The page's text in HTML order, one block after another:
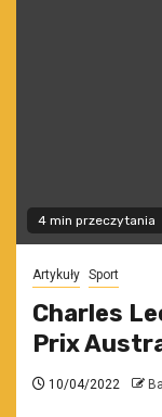
4 min przeczytania
Artykuły Sport
Charles
Prix
10/04/2022